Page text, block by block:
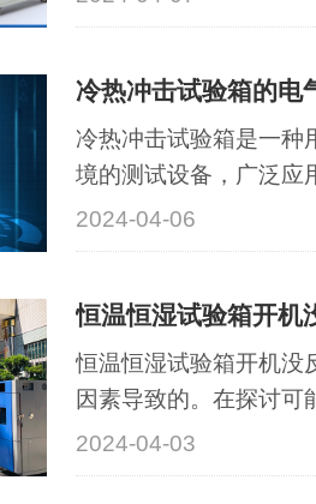
境下的性能和稳定性。
统故障、加热系统故障
这些故障不仅会···
冷热冲击试验箱的电
冷热冲击试验箱是一种
境的测试设备，广泛应
空航天等行业的产品质
介绍冷热冲击试验箱的
冲击试验箱的电气安装
面，包括电源线···
2024-04-06
恒温恒湿试验箱开机没
因素导致的。在探讨可
首先需要了解恒温恒湿
理。这种设备通常包括
2024-04-03